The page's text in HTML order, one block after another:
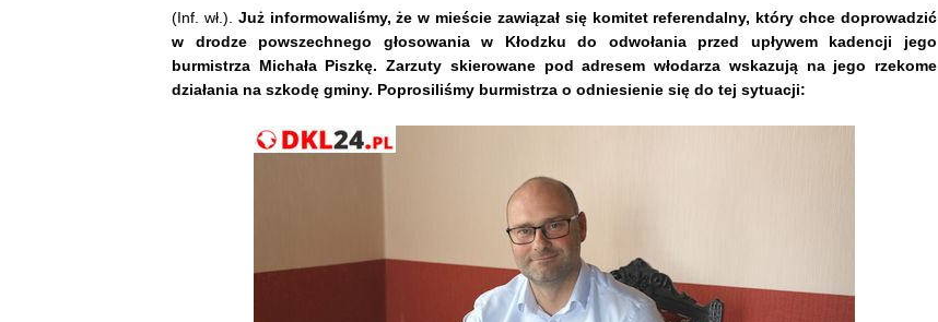
(Inf. wł.). Już informowaliśmy, że w mieście zawiązał się komitet referendalny, który chce doprowadzić
w drodze powszechnego głosowania w Kłodzku do odwołania przed upływem kadencji jego
burmistrza Michała Piszkę. Zarzuty skierowane pod adresem włodarza wskazują na jego rzekome
działania na szkodę gminy. Poprosiliśmy burmistrza o odniesienie się do tej sytuacji: